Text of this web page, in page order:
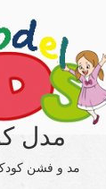
مدل
مد و فشن